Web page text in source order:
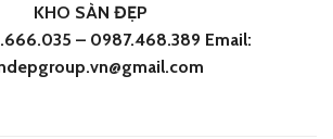
KHO SÀN ĐẸP
– 0987.468.389 Email: